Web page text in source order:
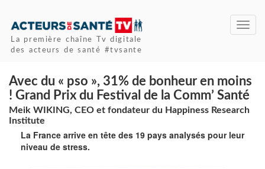
La première chaîne Tv digitale
des acteurs de santé #tvsante
Avec du « pso », 31% de bonheur en moins
! Grand Prix du Festival de la Comm’ Santé
Meik WIKING, CEO et fondateur du Happiness Research
Institute
La France arrive en tête des 19 pays analysés pour leur
niveau de stress.